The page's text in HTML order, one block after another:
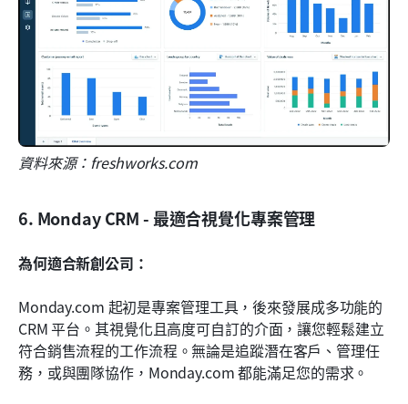
資料來源：freshworks.com
6. Monday CRM - 最適合視覺化專案管理
為何適合新創公司：
Monday.com 起初是專案管理工具，後來發展成多功能的
CRM 平台。其視覺化且高度可自訂的介面，讓您輕鬆建立
符合銷售流程的工作流程。無論是追蹤潛在客戶、管理任
務，或與團隊協作，Monday.com 都能滿足您的需求。